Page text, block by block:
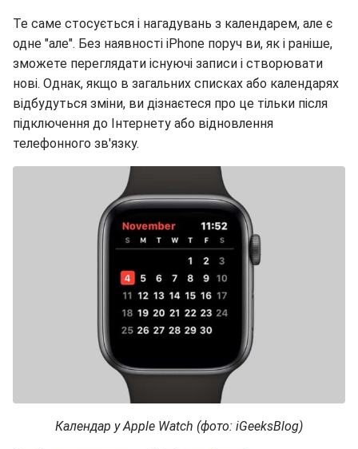
Те саме стосується і нагадувань з календарем, але є
одне "але". Без наявності iPhone поруч ви, як і раніше,
зможете переглядати існуючі записи і створювати
нові. Однак, якщо в загальних списках або календарях
відбудуться зміни, ви дізнаєтеся про це тільки після
підключення до Інтернету або відновлення
телефонного зв'язку.
Календар у Apple Watch (фото: iGeeksBlog)